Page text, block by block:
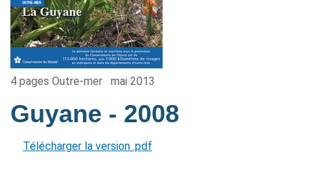
4 pages Outre-mer mai 2013
Guyane - 2008
Télécharger la version .pdf